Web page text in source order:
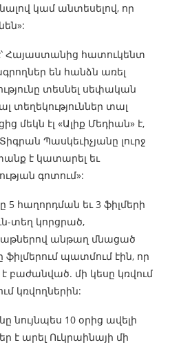
կամ անտեսելով, որ
Հայաստանից հատուկենտ
են հանձն առել
տեսնել սեփական
տեղեկություններ տալ
մեկն էլ «Ալիք Մեդիան» է,
Պասկեւիչյանը լուրջ
է կատարել եւ
գոտում»:
հաղորդման եւ 3 ֆիլմերի
տեղ կորցրած,
անթաղ մնացած
պատմում էին, որ
բաժանված. մի կեսը կռվում
կռվողներին:
նույնպես 10 օրից ավելի
է արել Ուկրաինայի մի